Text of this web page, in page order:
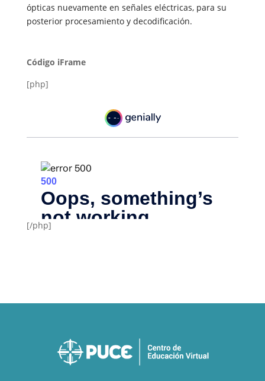
ópticas nuevamente en señales eléctricas, para su
posterior procesamiento y decodificación.
Código iFrame
[php]
[/php]